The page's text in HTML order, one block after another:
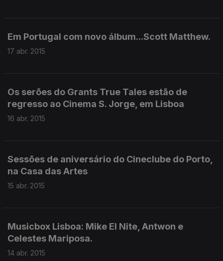
Em Portugal com novo álbum...Scott Matthew.
17 abr. 2015
Os serões do Grants True Tales estão de
regresso ao Cinema S. Jorge, em Lisboa
16 abr. 2015
Sessões de aniversário do Cineclube do Porto,
na Casa das Artes
15 abr. 2015
Musicbox Lisboa: Mike El Nite, Antwon e
Celestes Mariposa.
14 abr. 2015